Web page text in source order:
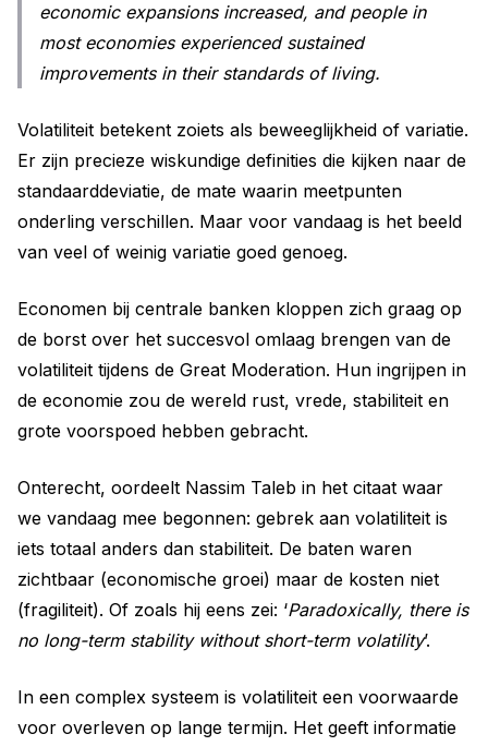
economic expansions increased, and people in
most economies experienced sustained
improvements in their standards of living.
Volatiliteit betekent zoiets als beweeglijkheid of variatie.
Er zijn precieze wiskundige definities die kijken naar de
standaarddeviatie, de mate waarin meetpunten
onderling verschillen. Maar voor vandaag is het beeld
van veel of weinig variatie goed genoeg.
Economen bij centrale banken kloppen zich graag op
de borst over het succesvol omlaag brengen van de
volatiliteit tijdens de Great Moderation. Hun ingrijpen in
de economie zou de wereld rust, vrede, stabiliteit en
grote voorspoed hebben gebracht.
Onterecht, oordeelt Nassim Taleb in het citaat waar
we vandaag mee begonnen: gebrek aan volatiliteit is
iets totaal anders dan stabiliteit. De baten waren
zichtbaar (economische groei) maar de kosten niet
(fragiliteit). Of zoals hij eens zei: ‘Paradoxically, there is
no long-term stability without short-term volatility’.
In een complex systeem is volatiliteit een voorwaarde
voor overleven op lange termijn. Het geeft informatie